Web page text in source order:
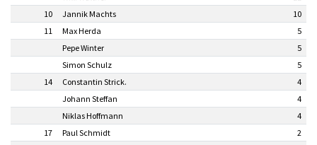
10
Jannik Machts
10
11
Max Herda
5
Pepe Winter
5
Simon Schulz
5
14
Constantin Strick.
4
Johann Steffan
4
Niklas Hoffmann
4
17
Paul Schmidt
2